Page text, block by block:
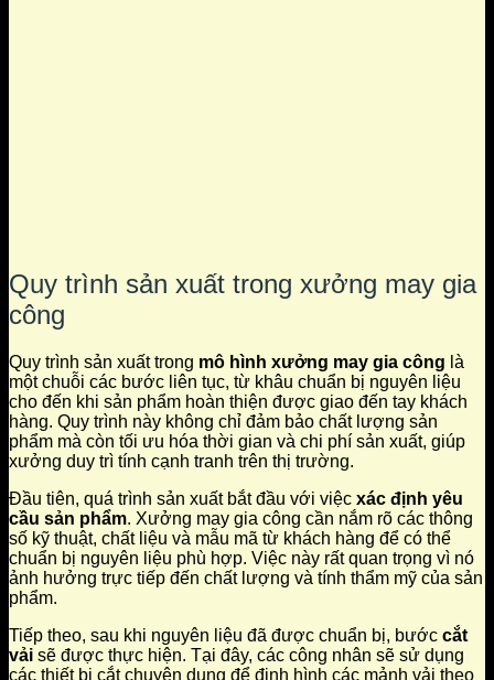
Quy trình sản xuất trong xưởng may gia
công
Quy trình sản xuất trong mô hình xưởng may gia công là
một chuỗi các bước liên tục, từ khâu chuẩn bị nguyên liệu
cho đến khi sản phẩm hoàn thiện được giao đến tay khách
hàng. Quy trình này không chỉ đảm bảo chất lượng sản
phẩm mà còn tối ưu hóa thời gian và chi phí sản xuất, giúp
xưởng duy trì tính cạnh tranh trên thị trường.
Đầu tiên, quá trình sản xuất bắt đầu với việc xác định yêu
cầu sản phẩm. Xưởng may gia công cần nắm rõ các thông
số kỹ thuật, chất liệu và mẫu mã từ khách hàng để có thể
chuẩn bị nguyên liệu phù hợp. Việc này rất quan trọng vì nó
ảnh hưởng trực tiếp đến chất lượng và tính thẩm mỹ của sản
phẩm.
Tiếp theo, sau khi nguyên liệu đã được chuẩn bị, bước cắt
vải sẽ được thực hiện. Tại đây, các công nhân sẽ sử dụng
các thiết bị cắt chuyên dụng để định hình các mảnh vải theo